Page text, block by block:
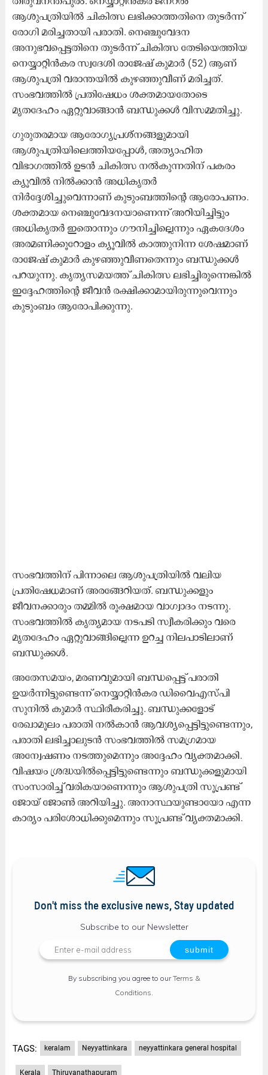
ആശുപത്രിയിൽ ചികിത്സ ലഭിക്കാത്തതിനെ തുടർന്ന്
രോഗി മരിച്ചതായി പരാതി. നെഞ്ചുവേദന
അനുഭവപ്പെട്ടതിനെ തുടർന്ന് ചികിത്സ തേടിയെത്തിയ
നെയ്യാറ്റിൻകര സ്വദേശി രാജേഷ് കുമാർ (52) ആണ്
ആശുപത്രി വരാന്തയിൽ കുഴഞ്ഞുവീണ് മരിച്ചത്.
സംഭവത്തിൽ പ്രതിഷേധം ശക്തമായതോടെ
മൃതദേഹം ഏറ്റുവാങ്ങാൻ ബന്ധുക്കൾ വിസമ്മതിച്ചു.
ഗുരുതരമായ ആരോഗ്യപ്രശ്നങ്ങളുമായി
ആശുപത്രിയിലെത്തിയപ്പോൾ, അത്യാഹിത
വിഭാഗത്തിൽ ഉടൻ ചികിത്സ നൽകുന്നതിന് പകരം
ക്യൂവിൽ നിൽക്കാൻ അധികൃതർ
നിർദ്ദേശിച്ചുവെന്നാണ് കുടുംബത്തിന്റെ ആരോപണം.
ശക്തമായ നെഞ്ചുവേദനയാണെന്ന് അറിയിച്ചിട്ടും
അധികൃതർ ഇതൊന്നും ഗൗനിച്ചില്ലെന്നും ഏകദേശം
അരമണിക്കൂറോളം ക്യൂവിൽ കാത്തുനിന്ന ശേഷമാണ്
രാജേഷ് കുമാർ കുഴഞ്ഞുവീണതെന്നും ബന്ധുക്കൾ
പറയുന്നു. കൃത്യസമയത്ത് ചികിത്സ ലഭിച്ചിരുന്നെങ്കിൽ
ഇദ്ദേഹത്തിന്റെ ജീവൻ രക്ഷിക്കാമായിരുന്നുവെന്നും
കുടുംബം ആരോപിക്കുന്നു.
സംഭവത്തിന് പിന്നാലെ ആശുപത്രിയിൽ വലിയ
പ്രതിഷേധമാണ് അരങ്ങേറിയത്. ബന്ധുക്കളും
ജീവനക്കാരും തമ്മിൽ രൂക്ഷമായ വാഗ്വാദം നടന്നു.
സംഭവത്തിൽ കൃത്യമായ നടപടി സ്വീകരിക്കും വരെ
മൃതദേഹം ഏറ്റുവാങ്ങില്ലെന്ന ഉറച്ച നിലപാടിലാണ്
ബന്ധുക്കൾ.
അതേസമയം, മരണവുമായി ബന്ധപ്പെട്ട് പരാതി
ഉയർന്നിട്ടുണ്ടെന്ന് നെയ്യാറ്റിൻകര ഡിവൈഎസ്പി
സുനിൽ കുമാർ സ്ഥിരീകരിച്ചു. ബന്ധുക്കളോട്
രേഖാമൂലം പരാതി നൽകാൻ ആവശ്യപ്പെട്ടിട്ടുണ്ടെന്നും,
പരാതി ലഭിച്ചാലുടൻ സംഭവത്തിൽ സമഗ്രമായ
അന്വേഷണം നടത്തുമെന്നും അദ്ദേഹം വ്യക്തമാക്കി.
വിഷയം ശ്രദ്ധയിൽപ്പെട്ടിട്ടുണ്ടെന്നും ബന്ധുക്കളുമായി
സംസാരിച്ച് വരികയാണെന്നും ആശുപത്രി സൂപ്രണ്ട്
ജോയ് ജോൺ അറിയിച്ചു. അനാസ്ഥയുണ്ടായോ എന്ന
കാര്യം പരിശോധിക്കുമെന്നും സൂപ്രണ്ട് വ്യക്തമാക്കി.
Don't miss the exclusive news, Stay updated
Subscribe to our Newsletter
By subscribing you agree to ourTerms &
Conditions
TAGS: keralam Neyyattinkara neyyattinkara general hospital
Kerala Thiruvanathapuram